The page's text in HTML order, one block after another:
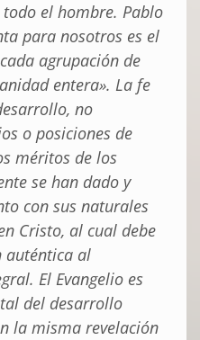
el hombre. Pablo
para nosotros es el
agrupación de
entera». La fe
no
o posiciones de
méritos de los
se han dado y
con sus naturales
Cristo, al cual debe
auténtica al
El Evangelio es
del desarrollo
la misma revelación